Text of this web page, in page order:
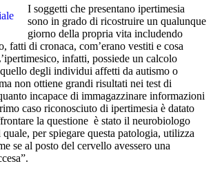
I soggetti che presentano ipertimesia
sono in grado di ricostruire un qualunque
giorno della propria vita includendo
fatti di cronaca, com’erano vestiti e cosa
infatti, possiede un calcolo
degli individui affetti da autismo o
non ottiene grandi risultati nei test di
incapace di immagazzinare informazioni
caso riconosciuto di ipertimesia è datato
la questione è stato il neurobiologo
per spiegare questa patologia, utilizza
se al posto del cervello avessero una